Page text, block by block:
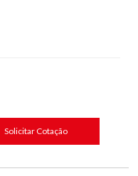
Solicitar Cotação